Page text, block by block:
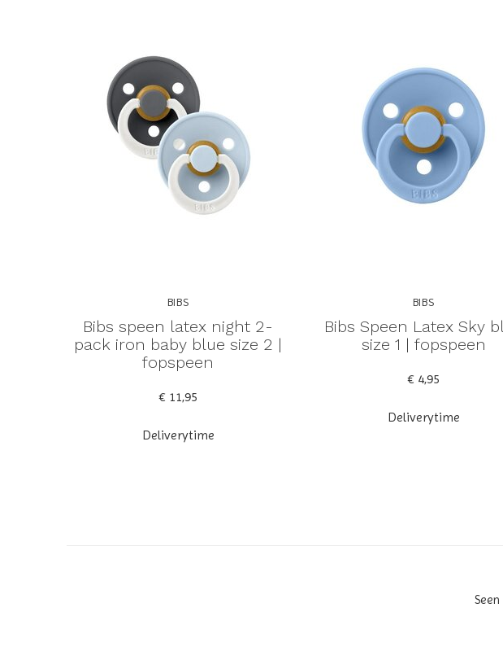
BIBS
Bibs speen latex night 2-
pack iron baby blue size 2 |
fopspeen
€ 11,95
Deliverytime
BIBS
Bibs Speen Latex Sky
size 1 | fopspeen
€ 4,95
Deliverytime